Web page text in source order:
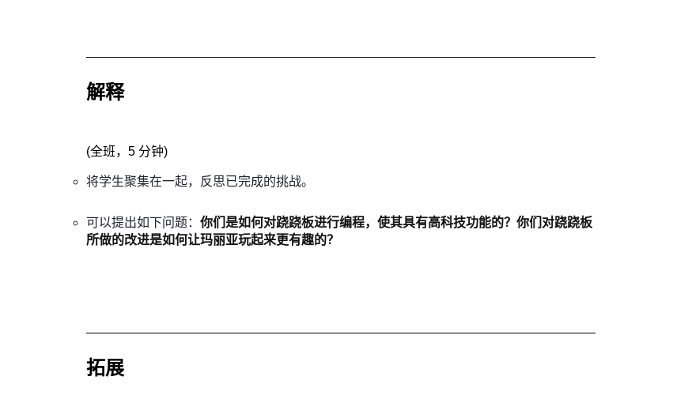
解释
(全班，5 分钟)
将学生聚集在一起，反思已完成的挑战。
可以提出如下问题：你们是如何对跷跷板进行编程，使其具有高科技功能的？你们对跷跷板
所做的改进是如何让玛丽亚玩起来更有趣的？
拓展